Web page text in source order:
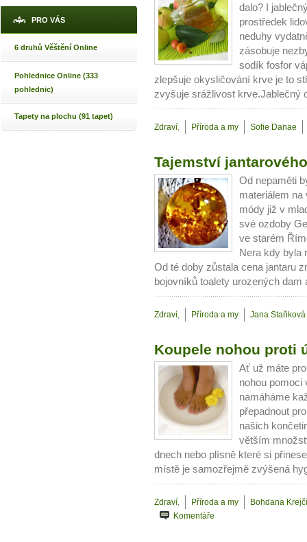
PRO VÁS
6 druhů Věštění Online
Pohlednice Online (333
pohlednic)
Tapety na plochu (91 tapet)
dalo? I
prostředek
neduhy
zásobuje
sodík fosfor
zlepšuje okysličování krve je to
zvyšuje srážlivost krve.Jablečný
Zdraví, Příroda a my Sofie Danae
Tajemství
Od nepaměti
materiálem na
módy již v
své ozdoby
ve starém
Nera kdy byla
Od té doby zůstala cena jantaru
bojovníků toalety urozených
Zdraví, Příroda a my Jana Staňková
Koupele nohou proti
Ať už máte
nohou pomoci
namáháme
přepadnout
našich
větším
dnech nebo plísně které si
místě je samozřejmě zvýšená
Zdraví, Příroda a my
Bohdana
Komentáře